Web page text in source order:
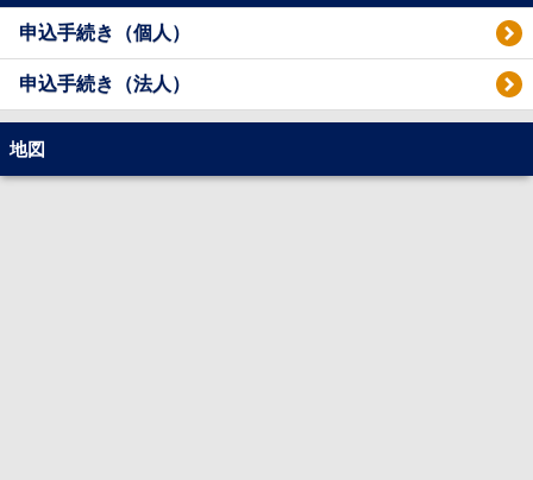
申込手続き（個人）
申込手続き（法人）
地図